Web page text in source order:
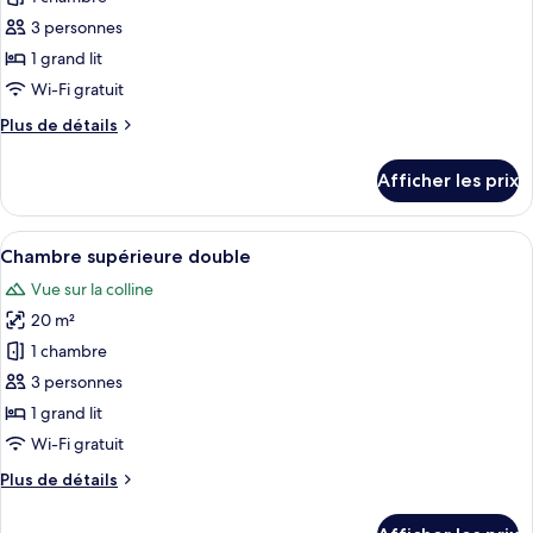
mer
ce
type
de
chambre :
Superior
View
3 personnes
1 grand lit
Wi-Fi gratuit
Plus de détails
Plus
Superior
Room,
Sea
Afficher les prix
Afficher
toutes
les
photos
pour
ce
type
de
chambre :
Chambre
Une chambre d’hôtel moderne
5
Chambre supérieure double
Vue sur la colline
20 m²
1 chambre
3 personnes
1 grand lit
Wi-Fi gratuit
Plus de détails
Plus